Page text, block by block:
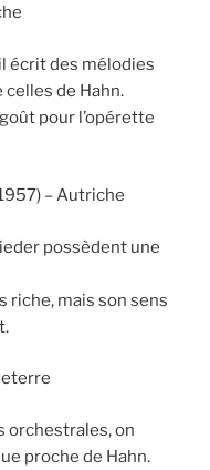
écrit des mélodies
de Hahn.
pour l’opérette
– Autriche
possèdent une
riche, mais son sens
orchestrales, on
proche de Hahn.